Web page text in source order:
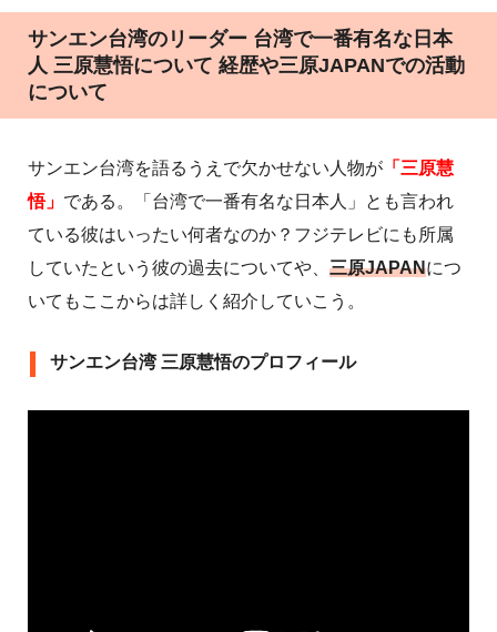
サンエン台湾のリーダー 台湾で一番有名な日本
人 三原慧悟について 経歴や三原JAPANでの活動
について
サンエン台湾を語るうえで欠かせない人物が 「三原慧
悟」 である。「台湾で一番有名な日本人」とも言われ
ている彼はいったい何者なのか？フジテレビにも所属
していたという彼の過去についてや、 三原JAPANにつ
いてもここからは詳しく紹介していこう。
サンエン台湾 三原慧悟のプロフィール